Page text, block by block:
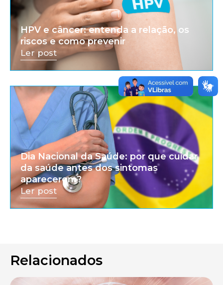
HPV e câncer: entenda a relação, os
riscos e como prevenir
Ler post
Dia Nacional da Saúde: por que cuidar
da saúde antes dos sintomas
aparecerem?
Ler post
Relacionados